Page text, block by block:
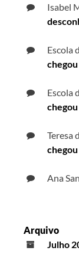
Isabel
Escola
Escola
Teresa
Ana
Arquivo
Julho